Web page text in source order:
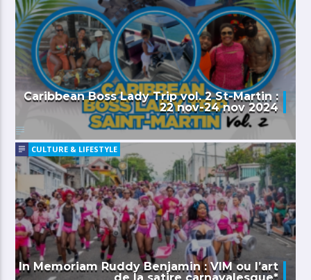
Caribbean Boss Lady Trip vol. 2 St-Martin :
22 nov-24 nov 2024
CULTURE & LIFESTYLE
In Memoriam Ruddy Benjamin : VIM ou l’art
de la satire carnavalesque*